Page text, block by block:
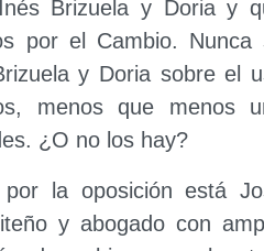
Brizuela y Doria y
por el Cambio. Nunca
y Doria sobre el
menos que menos
¿O no los hay?
la oposición está
y abogado con